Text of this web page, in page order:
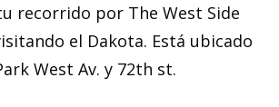
recorrido por The West Side
el Dakota. Está ubicado
West Av. y 72th st.